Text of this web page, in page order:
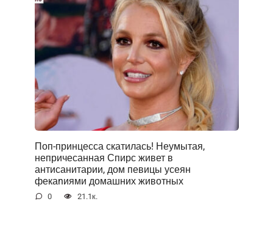
Поп-принцесса скатилась! Неумытая,
непричесанная Спирс живет в
антисанитарии, дом певицы усеян
фекаnиями домашних животных
0 21.1к.